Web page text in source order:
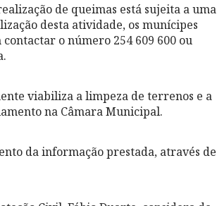
de queimas está sujeita a uma
desta atividade, os munícipes
o número 254 609 600 ou
viabiliza a limpeza de terrenos e a
na Câmara Municipal.
da informação prestada, através de